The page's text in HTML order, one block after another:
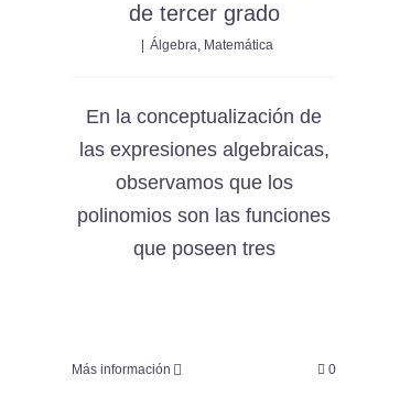
de tercer grado
Álgebra, Matemática
En la conceptualización de
las expresiones algebraicas,
observamos que los
polinomios son las funciones
que poseen tres
Más información 0